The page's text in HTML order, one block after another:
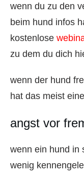
wenn du zu den
beim hund infos
kostenlose
zu dem du dich
wenn der hund
hat das meist
angst vor
wenn ein hund in
wenig